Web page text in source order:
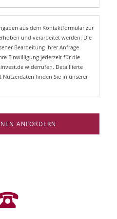
aus dem Kontaktformular zur
und verarbeitet werden. Die
Bearbeitung Ihrer Anfrage
Einwilligung jederzeit für die
widerrufen. Detaillierte
finden Sie in unserer
ANFORDERN